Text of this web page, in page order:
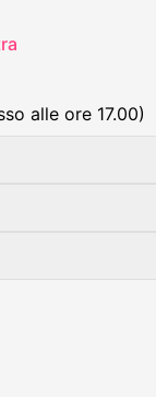
alle ore 17.00)